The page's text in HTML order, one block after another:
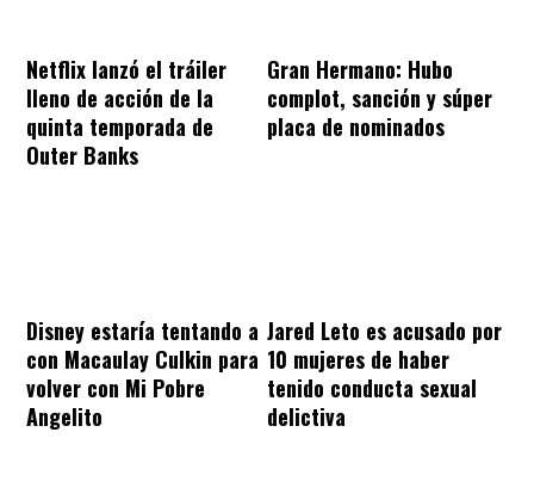
Netflix lanzó el tráiler
lleno de acción de la
quinta temporada de
Outer Banks
Gran Hermano: Hubo
complot, sanción y súper
placa de nominados
Disney estaría tentando a
con Macaulay Culkin para
volver con Mi Pobre
Angelito
Jared Leto es acusado por
10 mujeres de haber
tenido conducta sexual
delictiva